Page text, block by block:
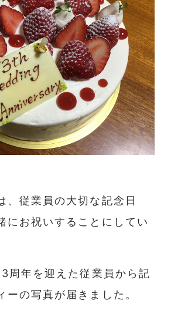
、従業員の大切な記念日
にお祝いすることにしてい
周年を迎えた従業員から記
ーの写真が届きました。